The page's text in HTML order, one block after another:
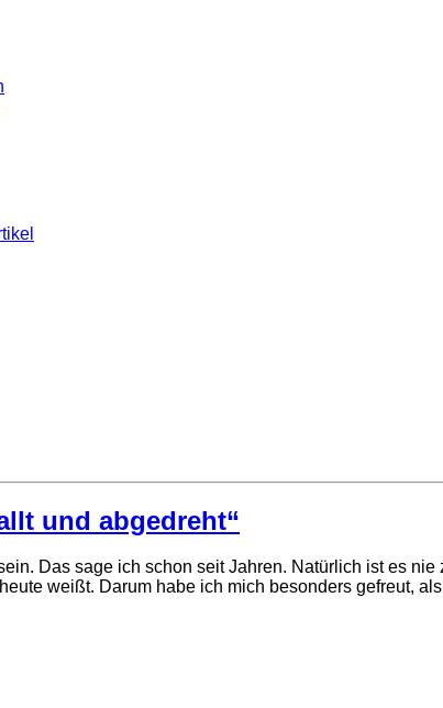
und abgedreht“
Das sage ich schon seit Jahren. Natürlich ist es
weißt. Darum habe ich mich besonders gefreut,